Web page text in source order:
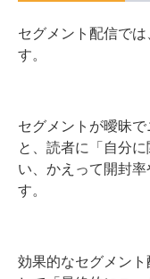
セグメント配信で
す。
セグメントが曖昧
と、読者に「自分
い、かえって開封
す。
効果的なセグメン